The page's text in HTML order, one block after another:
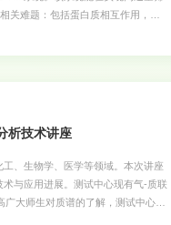
关难题：包括蛋白质相互作用，
究系统Biacore 8K的基本的原理及
并答疑解惑。欢迎广大师生积极参
析技术讲座
、生物学、医学等领域。本次讲座
与应用进展。测试中心现有气-质联
大师生对质谱的了解，测试中心定